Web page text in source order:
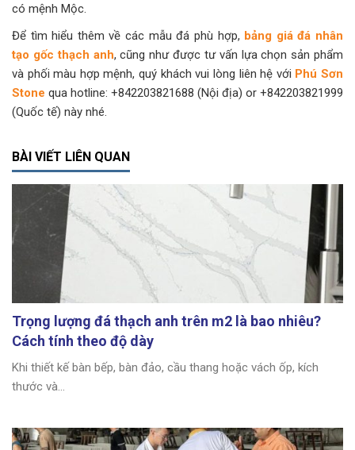
có mệnh Mộc.
Để tìm hiểu thêm về các mẫu đá phù hợp, bảng giá đá nhân
tạo gốc thạch anh, cũng như được tư vấn lựa chọn sản phẩm
và phối màu hợp mệnh, quý khách vui lòng liên hệ với Phú Sơn
Stone qua hotline: +842203821688 (Nội địa) or +842203821999
(Quốc tế) này nhé.
BÀI VIẾT LIÊN QUAN
Trọng lượng đá thạch anh trên m2 là bao nhiêu?
Cách tính theo độ dày
Khi thiết kế bàn bếp, bàn đảo, cầu thang hoặc vách ốp, kích
thước và...